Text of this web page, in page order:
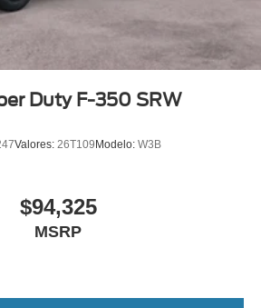
Duty F-350 SRW
Valores: 26T109Modelo: W3B
$94,325
MSRP